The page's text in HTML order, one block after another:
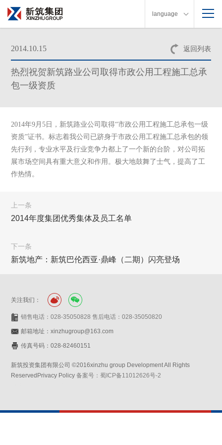
language
返回列表
2014.10.15
热烈祝贺新筑路业公司取得市政公用工程施工总承
包一级资质
2014年9月5日，新筑路业公司取得“市政公用工程施工总承包一级
资质”证书。标志着我公司已跻身于市政公用工程施工总承包的领
先行列，专业水平及行业竞争力都上了一个新的台阶，对公司拓
展市场空间具有重大意义和作用。极大地鼓舞了士气，提高了工
作热情。
上一条
2014年度集团优秀集体及员工名单
下一条
新筑地产：新筑巴伦西亚·鼎峰（二期）闪亮登场
关注我们：
销售电话：028-35050828 售后电话：028-35050820
邮箱地址：xinzhugroup@163.com
传真号码：028-82460151
新筑投资集团有限公司 ©2016xinzhu group Development All Rights
ReservedPrivacy Policy备案号：蜀ICP备11012626号-2